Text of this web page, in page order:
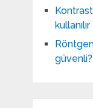
kullanılır
güvenli?